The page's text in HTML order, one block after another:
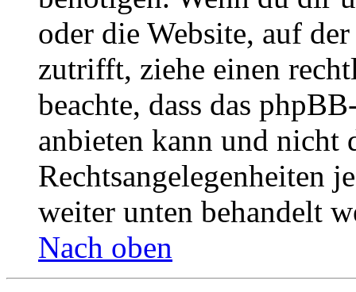
oder die Website, auf
zutrifft, ziehe einen
beachte, dass das
anbieten kann und nicht
Rechtsangelegenheiten
weiter unten behandelt
Nach oben